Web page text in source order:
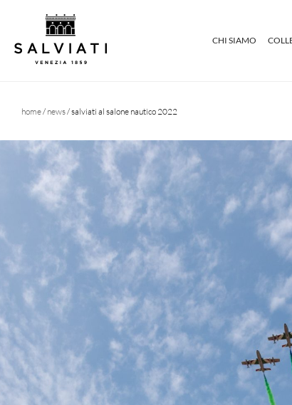
CHI SIAMO
home/ news/ salviati al salone nautico 2022